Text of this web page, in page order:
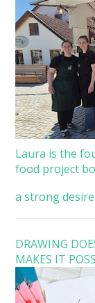
Laura is the
food project
a strong
DRAWING
MAKES IT